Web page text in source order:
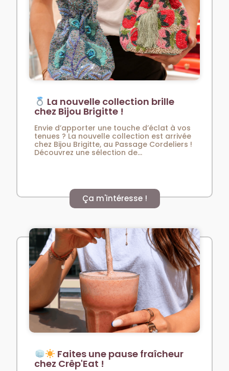
La nouvelle collection brille
chez Bijou Brigitte !
Envie d’apporter une touche d’éclat à vos
tenues ? La nouvelle collection est arrivée
chez Bijou Brigitte, au Passage Cordeliers !
Découvrez une sélection de...
Ça m'intéresse !
Faites une pause fraîcheur
chez Crêp'Eat !